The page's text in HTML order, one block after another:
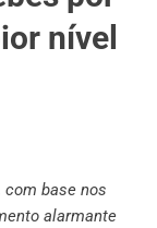
nível
com base nos
alarmante